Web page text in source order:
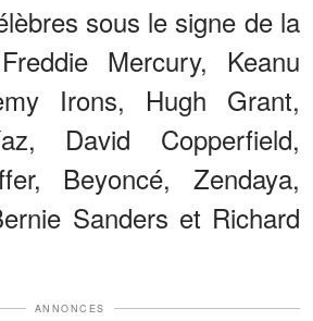
sous le signe de la
Mercury, Keanu
Irons, Hugh Grant,
David Copperfield,
Beyoncé, Zendaya,
Sanders et Richard
ANNONCES